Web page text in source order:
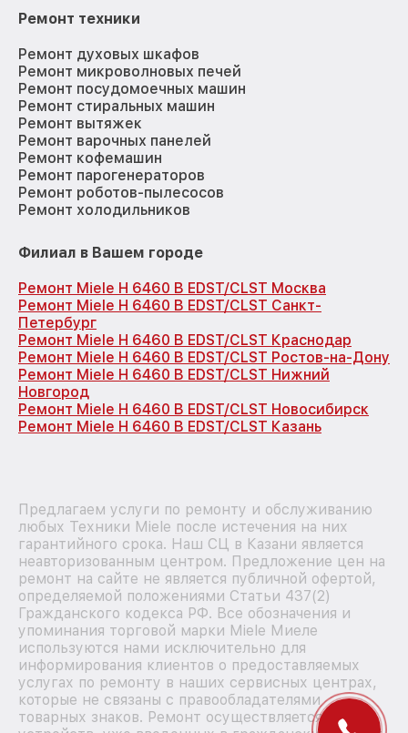
Ремонт техники
Ремонт духовых шкафов
Ремонт микроволновых печей
Ремонт посудомоечных машин
Ремонт стиральных машин
Ремонт вытяжек
Ремонт варочных панелей
Ремонт кофемашин
Ремонт парогенераторов
Ремонт роботов-пылесосов
Ремонт холодильников
Филиал в Вашем городе
Ремонт Miele H 6460 B EDST/CLST Москва
Ремонт Miele H 6460 B EDST/CLST Санкт-
Петербург
Ремонт Miele H 6460 B EDST/CLST Краснодар
Ремонт Miele H 6460 B EDST/CLST Ростов-на-Дону
Ремонт Miele H 6460 B EDST/CLST Нижний
Новгород
Ремонт Miele H 6460 B EDST/CLST Новосибирск
Ремонт Miele H 6460 B EDST/CLST Казань
Предлагаем услуги по ремонту и обслуживанию
любых Техники Miele после истечения на них
гарантийного срока. Наш СЦ в Казани является
неавторизованным центром. Предложение цен на
ремонт на сайте не является публичной офертой,
определяемой положениями Статьи 437(2)
Гражданского кодекса РФ. Все обозначения и
упоминания торговой марки Miele Миеле
используются нами исключительно для
информирования клиентов о предоставляемых
услугах по ремонту в наших сервисных центрах,
которые не связаны с правообладателями
товарных знаков. Ремонт осуществляется для